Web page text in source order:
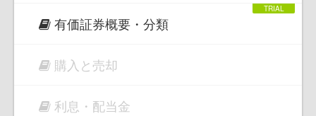
有価証券概要・分類
購入と売却
利息・配当金